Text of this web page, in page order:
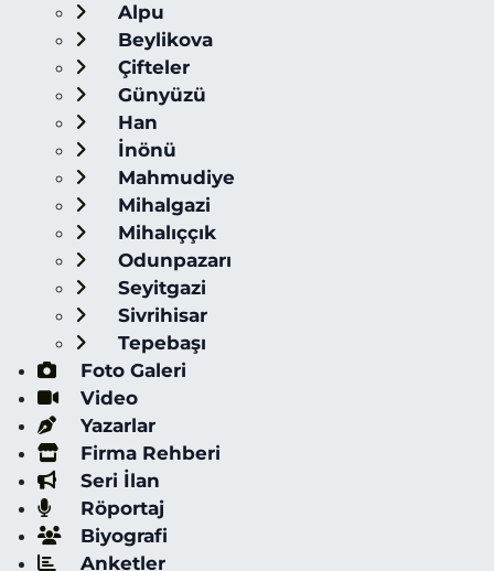
Alpu
Beylikova
Çifteler
Günyüzü
Han
İnönü
Mahmudiye
Mihalgazi
Mihalıççık
Odunpazarı
Seyitgazi
Sivrihisar
Tepebaşı
Foto Galeri
Video
Yazarlar
Firma Rehberi
Seri İlan
Röportaj
Biyografi
Anketler